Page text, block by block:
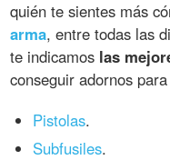
quién te sientes más
arma, entre todas las
te indicamos las
conseguir adornos
Pistolas.
Subfusiles.